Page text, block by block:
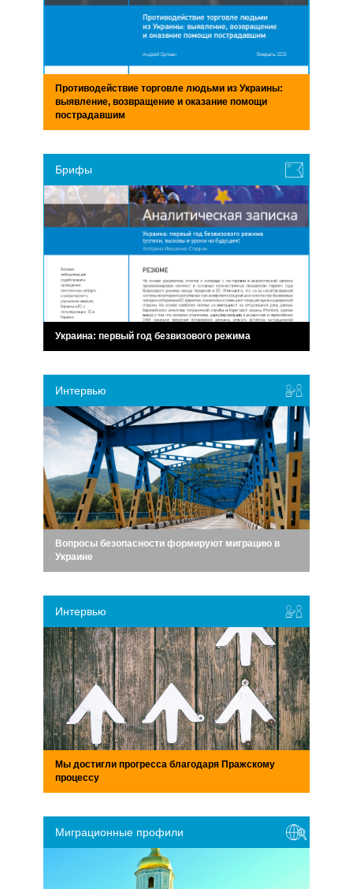
Противодействие торговле людьми из Украины:
выявление, возвращение и оказание помощи
пострадавшим
Брифы
Украина: первый год безвизового режима
Интервью
Вопросы безопасности формируют миграцию в
Украине
Интервью
Мы достигли прогресса благодаря Пражскому
процессу
Миграционные профили